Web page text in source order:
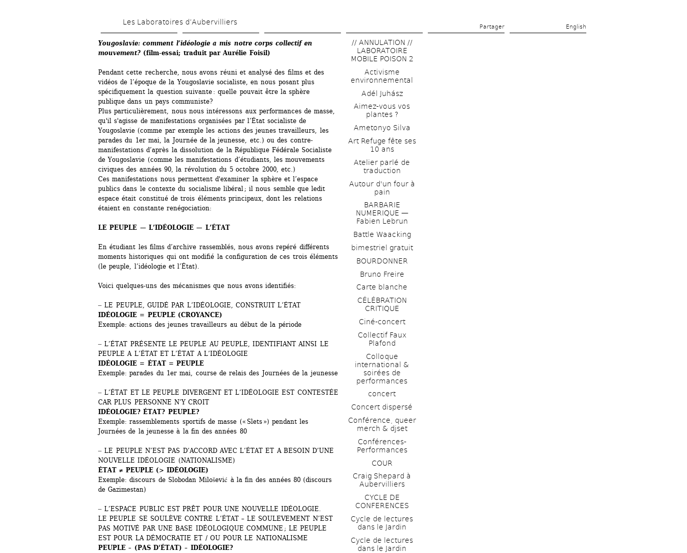
contenu
principal
Les Laboratoires d’Aubervilliers
Partager English
Yougoslavie: comment l’idéologie a mis notre corps collectif en
mouvement? (film-essai; traduit par Aurélie Foisil)
Pendant cette recherche, nous avons réuni et analysé des films et des
vidéos de l’époque de la Yougoslavie socialiste, en nous posant plus
spécifiquement la question suivante : quelle pouvait être la sphère
publique dans un pays communiste?
Plus particulièrement, nous nous intéressons aux performances de masse,
qu'il s'agisse de manifestations organisées par l’État socialiste de
Yougoslavie (comme par exemple les actions des jeunes travailleurs, les
parades du 1er mai, la Journée de la jeunesse, etc.) ou des contre-
manifestations d’après la dissolution de la République Fédérale Socialiste
de Yougoslavie (comme les manifestations d’étudiants, les mouvements
civiques des années 90, la révolution du 5 octobre 2000, etc.)
Ces manifestations nous permettent d'examiner la sphère et l’espace
publics dans le contexte du socialisme libéral ; il nous semble que ledit
espace était constitué de trois éléments principaux, dont les relations
étaient en constante renégociation:
LE PEUPLE — L’IDÉOLOGIE — L’ÉTAT
En étudiant les films d’archive rassemblés, nous avons repéré différents
moments historiques qui ont modifié la configuration de ces trois éléments
(le peuple, l’idéologie et l’État).
Voici quelques-uns des mécanismes que nous avons identifiés:
‒ LE PEUPLE, GUIDÉ PAR L’IDÉOLOGIE, CONSTRUIT L’ÉTAT
IDÉOLOGIE = PEUPLE (CROYANCE)
Exemple: actions des jeunes travailleurs au début de la période
‒ L’ÉTAT PRÉSENTE LE PEUPLE AU PEUPLE, IDENTIFIANT AINSI LE
PEUPLE A L’ÉTAT ET L’ÉTAT A L’IDÉOLOGIE
IDÉOLOGIE = ÉTAT = PEUPLE
Exemple: parades du 1er mai, course de relais des Journées de la jeunesse
‒ L’ÉTAT ET LE PEUPLE DIVERGENT ET L’IDÉOLOGIE EST CONTESTÉE
CAR PLUS PERSONNE N’Y CROIT
IDÉOLOGIE? ÉTAT? PEUPLE?
Exemple: rassemblements sportifs de masse (« Slets ») pendant les
Journées de la jeunesse à la fin des années 80
‒ LE PEUPLE N’EST PAS D’ACCORD AVEC L’ÉTAT ET A BESOIN D’UNE
NOUVELLE IDÉOLOGIE (NATIONALISME)
ÉTAT ≠ PEUPLE (> IDÉOLOGIE)
Exemple: discours de Slobodan Milošević à la fin des années 80 (discours
de Gazimestan)
‒ L’ESPACE PUBLIC EST PRÊT POUR UNE NOUVELLE IDÉOLOGIE.
LE PEUPLE SE SOULÈVE CONTRE L’ÉTAT – LE SOULEVEMENT N’EST
PAS MOTIVÉ PAR UNE BASE IDÉOLOGIQUE COMMUNE ; LE PEUPLE
EST POUR LA DÉMOCRATIE ET / OU POUR LE NATIONALISME
PEUPLE – (PAS D'ÉTAT) – IDÉOLOGIE?
// ANNULATION //
LABORATOIRE
MOBILE POISON 2
Activisme
environnemental
Adél Juhász
Aimez-vous vos
plantes ?
Ametonyo Silva
Art Refuge fête ses
10 ans
Atelier parlé de
traduction
Autour d'un four à
pain
BARBARIE
NUMERIQUE —
Fabien Lebrun
Battle Waacking
bimestriel gratuit
BOURDONNER
Bruno Freire
Carte blanche
CÉLÉBRATION
CRITIQUE
Ciné-concert
Collectif Faux
Plafond
Colloque
international &
soirées de
performances
concert
Concert dispersé
Conférence, queer
merch & djset
Conférences-
Performances
COUR
Craig Shepard à
Aubervilliers
CYCLE DE
CONFERENCES
Cycle de lectures
dans le Jardin
Cycle de lectures
dans le Jardin